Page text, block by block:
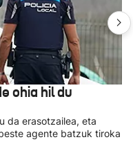
ohia hil du
da erasotzailea, eta
agente batzuk tiroka